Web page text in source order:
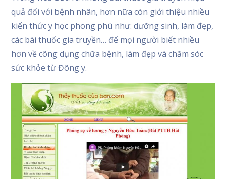
quả đối với bệnh nhân, hơn nữa còn giới thiệu nhiều
kiến thức y học phong phú như: dưỡng sinh, làm đẹp,
các bài thuốc gia truyền… để mọi người biết nhiều
hơn về công dụng chữa bệnh, làm đẹp và chăm sóc
sức khỏe từ Đông y.